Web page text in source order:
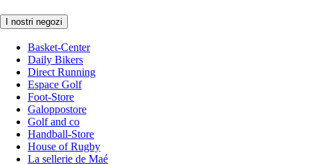
I nostri negozi
Basket-Center
Daily Bikers
Direct Running
Espace Golf
Foot-Store
Galoppostore
Golf and co
Handball-Store
House of Rugby
La sellerie de Maé